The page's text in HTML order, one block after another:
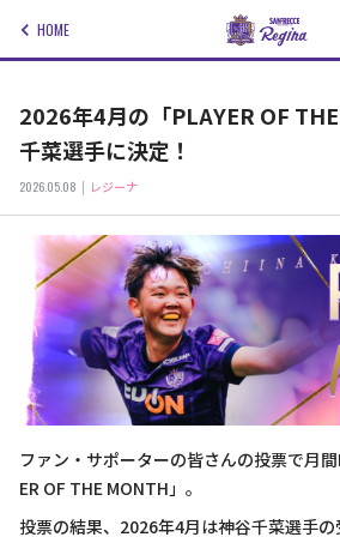
HOME
2026年4月の「PLAYER OF
千菜選手に決定！
2026.05.08 レジーナ
ファン・サポーターの皆さんの投票で月
ER OF THE MONTH」。
投票の結果、2026年4月は神谷千菜選手の